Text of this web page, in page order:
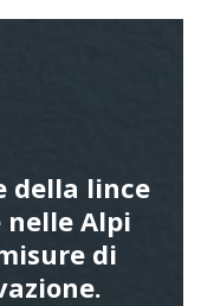
della lince
Alpi
di